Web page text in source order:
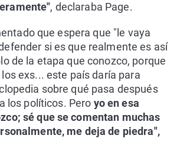
, declaraba Page.
que espera que "le vaya
si es que realmente es así
de la etapa que conozco, porque
exs... este país daría para
sobre qué pasa después
los políticos. Pero yo en esa
sé que se comentan muchas
me deja de piedra",